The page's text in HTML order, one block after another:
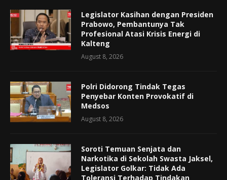
Legislator Kasihan dengan Presiden
Prabowo, Pembantunya Tak
Profesional Atasi Krisis Energi di
Kalteng
August 8, 2026
Polri Didorong Tindak Tegas
Penyebar Konten Provokatif di
Medsos
August 8, 2026
Soroti Temuan Senjata dan
Narkotika di Sekolah Swasta Jaksel,
Legislator Golkar: Tidak Ada
Toleransi Terhadap Tindakan